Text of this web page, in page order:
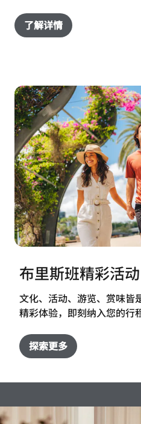
了解详情
布里斯班精彩活动
文化、活动、游览、赏味皆
精彩体验，即刻纳入您的行
探索更多